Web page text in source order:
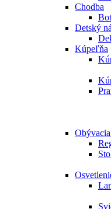
Chodba
Detský
Kúpeľňa